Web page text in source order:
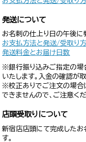
発送について
お名刺の仕上り日の午後に
お支払方法と発送/受取り
発送料金とお届け日数
※銀行振り込みご指定の場
いたします。入金の確認が
※校正ありでご注文の場合
できませんので、ご注意くだ
店頭受取りについて
新宿店店頭にて完成したお
す。